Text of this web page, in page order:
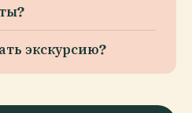
экскурсию?